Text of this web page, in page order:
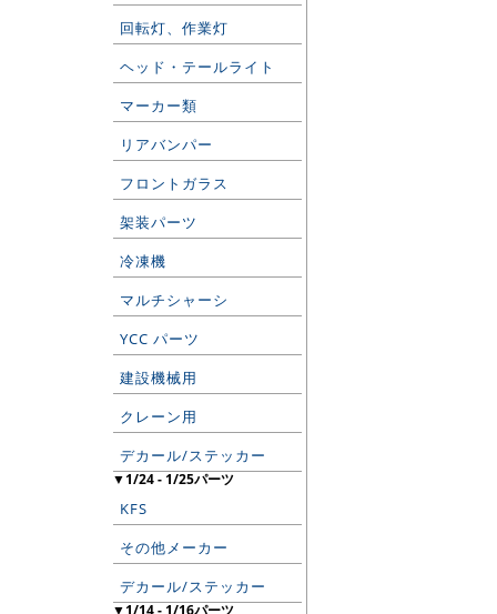
回転灯、作業灯
ヘッド・テールライト
マーカー類
リアバンパー
フロントガラス
架装パーツ
冷凍機
マルチシャーシ
YCC パーツ
建設機械用
クレーン用
デカール/ステッカー
▼1/24 - 1/25パーツ
KFS
その他メーカー
デカール/ステッカー
▼1/14 - 1/16パーツ